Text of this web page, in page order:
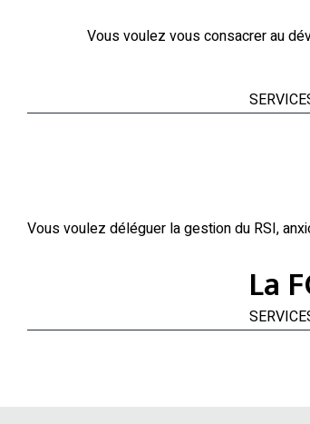
Vous voulez vous consacrer au
Vous voulez déléguer la gestion du RSI,
La